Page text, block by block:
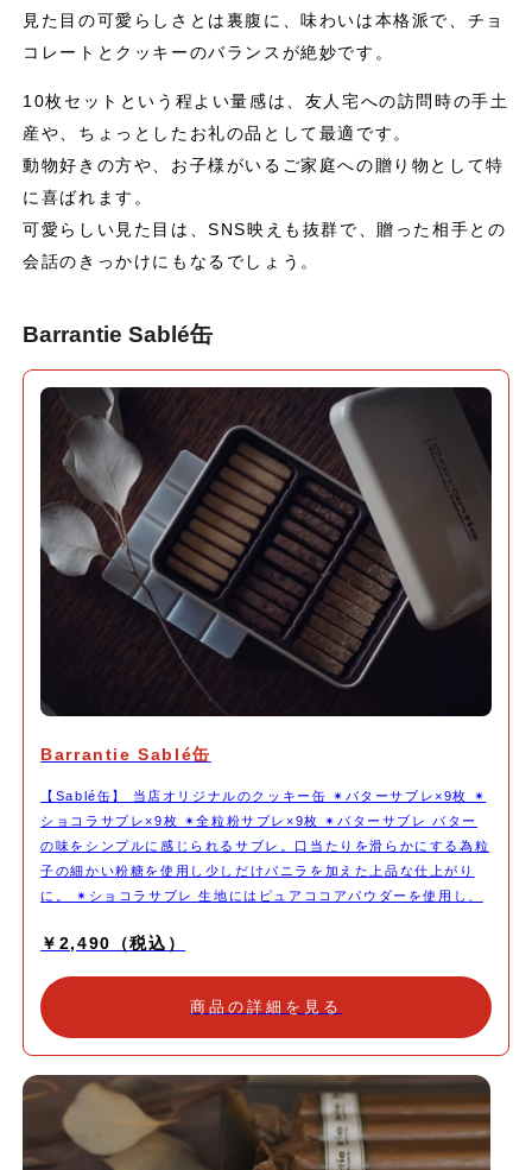
見た目の可愛らしさとは裏腹に、味わいは本格派で、チョ
コレートとクッキーのバランスが絶妙です。
10枚セットという程よい量感は、友人宅への訪問時の手土
産や、ちょっとしたお礼の品として最適です。
動物好きの方や、お子様がいるご家庭への贈り物として特
に喜ばれます。
可愛らしい見た目は、SNS映えも抜群で、贈った相手との
会話のきっかけにもなるでしょう。
Barrantie Sablé缶
Barrantie Sablé缶
【Sablé缶】 当店オリジナルのクッキー缶 ✴︎バターサブレ×9枚 ✴︎
ショコラサブレ×9枚 ✴︎全粒粉サブレ×9枚 ✴︎バターサブレ バター
の味をシンプルに感じられるサブレ。口当たりを滑らかにする為粒
子の細かい粉糖を使用し少しだけバニラを加えた上品な仕上がり
に。 ✴︎ショコラサブレ 生地にはピュアココアパウダーを使用し、
を刻んで加えることでカカオの力強さを感じられる仕上がりに。
しっとりした喜界島産の粗糖を使用しザクザク食感で小麦をしっか
りと感じる力強い仕上がりに。 北海道産バター、北海道産小麦
ルなサブレ缶になります。 食感や風味の違いをお愉しみくださ
い。 コロンとした可愛いフォルムの缶に詰めてお送りします。
￥2,490（税込）
商品の詳細を見る